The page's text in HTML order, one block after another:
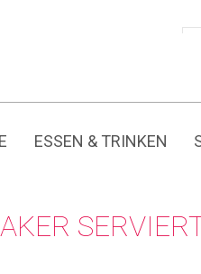
ESSEN & TRINKEN